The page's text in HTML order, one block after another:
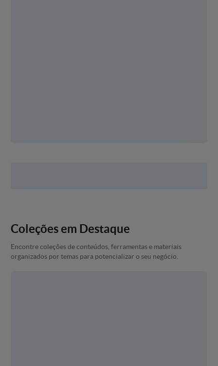
Coleções em Destaque
Encontre coleções de conteúdos, ferramentas e materiais
organizados por temas para potencializar o seu negócio.